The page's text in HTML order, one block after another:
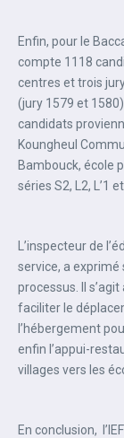
Enfin, pour le
compte 1118
centres et trois
(jury 1579 et
candidats
Koungheul
Bambouck, école
séries S2, L2, L’1 et
L’inspecteur de
service, a exprimé
processus. Il
faciliter le
l’hébergement
enfin l’appui-
villages vers les
En conclusion,